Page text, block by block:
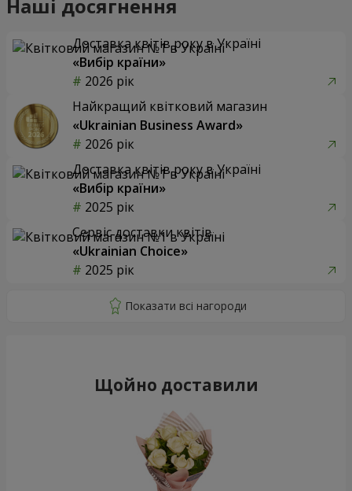
Наші досягнення
Доставка квітів року в Україні
«Вибір країни»
2026 рік
Найкращий квітковий магазин
«Ukrainian Business Award»
2026 рік
Доставка квітів року в Україні
«Вибір країни»
2025 рік
Сервіс доставки квітів
«Ukrainian Choice»
2025 рік
Щойно доставили